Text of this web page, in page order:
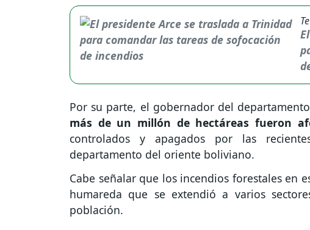
Por su parte, el gobernador del
más de un millón de hectáreas fueron
controlados y apagados por las
departamento del oriente boliviano.
Cabe señalar que los incendios forestales en
humareda que se extendió a varios
población.